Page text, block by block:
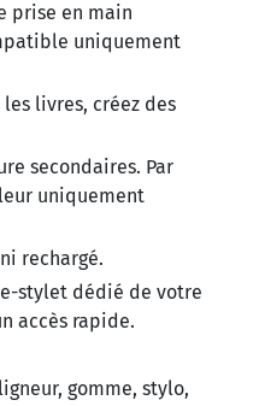
prise en main
uniquement
livres, créez des
secondaires. Par
uniquement
rechargé.
stylet dédié de votre
accès rapide.
gomme, stylo,